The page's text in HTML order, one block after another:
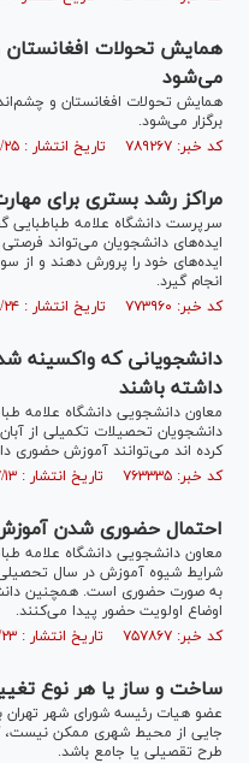
می‌شود
برگزار می‌شود.
کد خبر: ۷۸۹۲۶۷ تاریخ انتشار : ۱۴۰۰/۱۰/۲۵
مراکز رشد بستری برای
سرپرست دانشگاه علامه طباطبایی
ایده‌های دانشجویان می‌تواند فرصتی
ایده‌های خود را پرورش دهند و از
انجام گیرد.
کد خبر: ۷۷۳۹۶۰ تاریخ انتشار : ۱۴۰۰/۰۸/۲۴
دانشجویانی که واکسینه
داشته باشند
معاون دانشجویی دانشگاه علامه
دانشجویان تحصیلات تکمیلی از
کرده اند می‌توانند آموزش حضوری
کد خبر: ۷۶۳۳۳۵ تاریخ انتشار : ۱۴۰۰/۰۷/۱۳
احتمال حضوری شدن آموزش
معاون دانشجویی دانشگاه علامه
شرایط شیوه آموزش در سال
به صورت حضوری است. همچنین
اوضاع اولویت حضور پیدا می‌کنند.
کد خبر: ۷۵۷۸۶۷ تاریخ انتشار : ۱۴۰۰/۰۶/۲۳
ساخت و ساز یا هر نوع
عضو هیات رئیسه شورای شهر تهران
جایی از محیط شهری ممکن نیست،
طرح تقصیلی یا جامع باشد.